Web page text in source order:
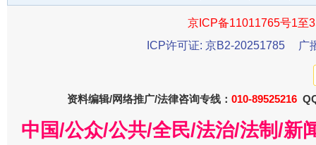
习近平的博鳌关键词
魏明亮
京ICP备11011765号1至
ICP许可证: 京B2-20251785
广
资料编辑/网络推广/法律咨询专线： 010-89525216
中国/公众/公共/全民/法治/法制/新